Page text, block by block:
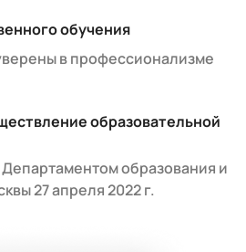
обучения
в профессионализме
образовательной
образования и
27 апреля 2022 г.